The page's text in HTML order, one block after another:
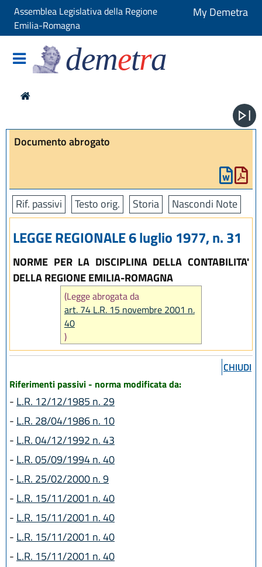
Assemblea Legislativa della Regione
Emilia-Romagna
My Demetra
demetra
Documento abrogato
Rif. passivi Testo orig. Storia Nascondi Note
LEGGE REGIONALE 6 luglio 1977, n. 31
NORME PER LA DISCIPLINA DELLA CONTABILITA'
DELLA REGIONE EMILIA-ROMAGNA
(Legge abrogata da
art. 74 L.R. 15 novembre 2001 n.
40
)
CHIUDI
Riferimenti passivi - norma modificata da:
- L.R. 12/12/1985 n. 29
- L.R. 28/04/1986 n. 10
- L.R. 04/12/1992 n. 43
- L.R. 05/09/1994 n. 40
- L.R. 25/02/2000 n. 9
- L.R. 15/11/2001 n. 40
- L.R. 15/11/2001 n. 40
- L.R. 15/11/2001 n. 40
- L.R. 15/11/2001 n. 40